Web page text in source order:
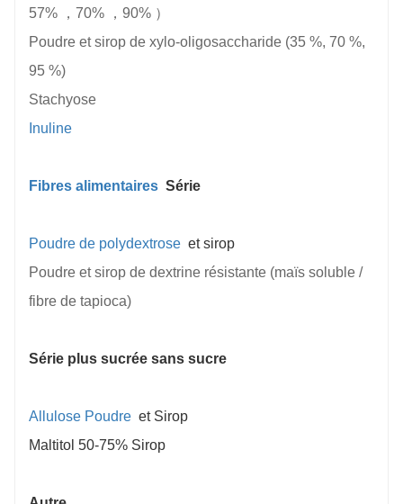
57% ，70% ，90% ）
Poudre et sirop de xylo-oligosaccharide (35 %, 70 %,
95 %)
Stachyose
Inuline
Fibres alimentaires Série
Poudre de polydextrose et sirop
Poudre et sirop de dextrine résistante (maïs soluble /
fibre de tapioca)
Série plus sucrée sans sucre
Allulose Poudre et Sirop
Maltitol 50-75% Sirop